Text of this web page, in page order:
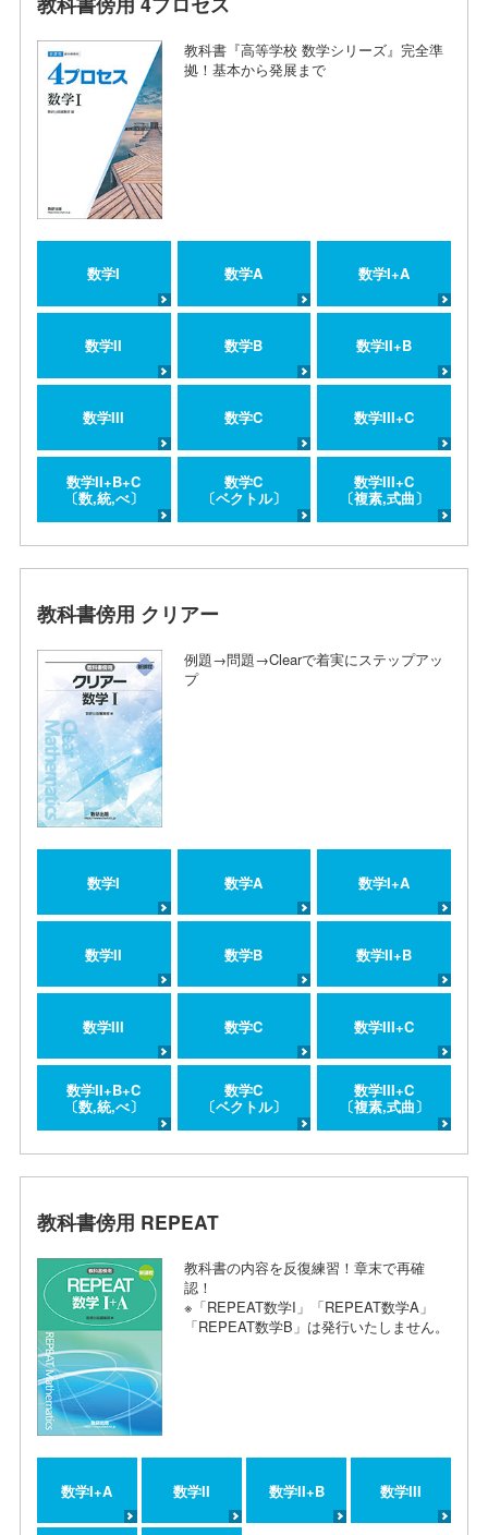
教科書『高等学校 数学シリーズ』完全準
拠！基本から発展まで
数学I 数学A 数学I+A
数学II 数学B 数学II+B
数学III 数学C 数学III+C
数学II+B+C
〔数,統,べ〕
数学C
〔ベクトル〕
数学III+C
〔複素,式曲〕
教科書傍用 クリアー
例題→問題→Clearで着実にステップアッ
プ
数学I 数学A 数学I+A
数学II 数学B 数学II+B
数学III 数学C 数学III+C
数学II+B+C
〔数,統,べ〕
数学C
〔ベクトル〕
数学III+C
〔複素,式曲〕
教科書傍用 REPEAT
教科書の内容を反復練習！章末で再確
認！
※「REPEAT数学I」「REPEAT数学A」
「REPEAT数学B」は発行いたしません。
数学I+A 数学II 数学II+B 数学III